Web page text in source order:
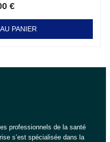
€
PANIER
professionnels de la santé
s’est spécialisée dans la